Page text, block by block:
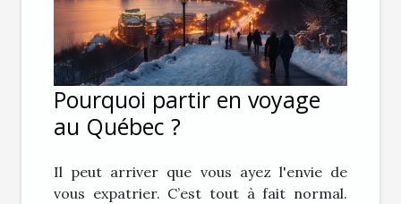
Pourquoi partir en voyage
au Québec ?
Il peut arriver que vous ayez l'envie de
vous expatrier. C’est tout à fait normal.